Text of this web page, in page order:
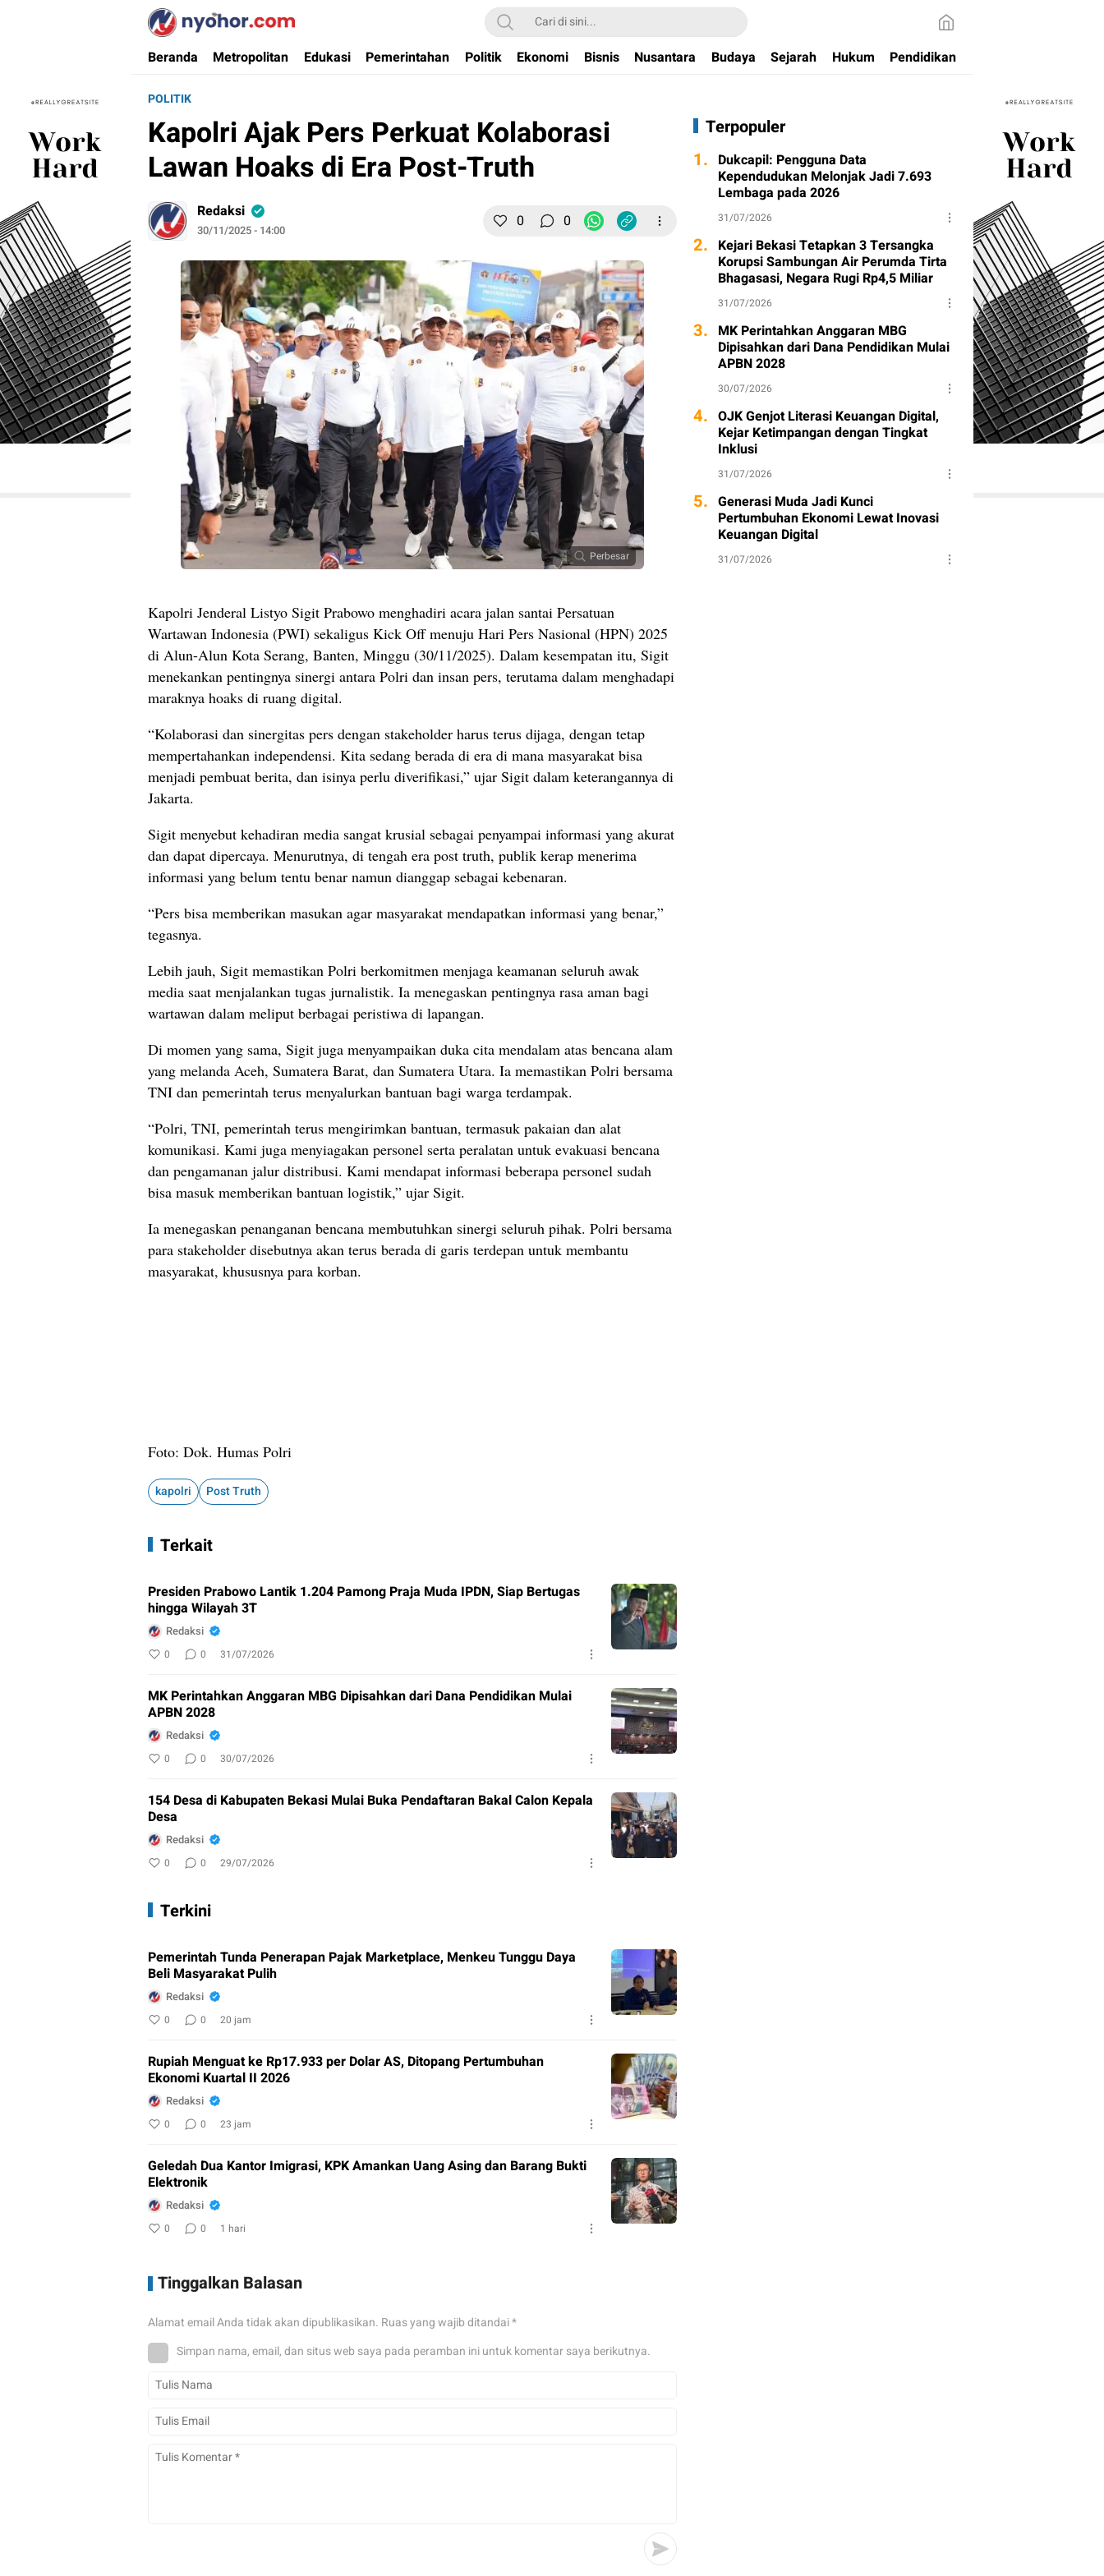
Nyohor.com
Media Informasi Ternyohor
Beranda Metropolitan Edukasi Pemerintahan Politik Ekonomi Bisnis Nusantara Budaya Sejarah Hukum Pendidikan
POLITIK
Kapolri Ajak Pers Perkuat Kolaborasi
Lawan Hoaks di Era Post-Truth
Redaksi
30/11/2025 - 14:00 0 0
Perbesar
Kapolri Jenderal Listyo Sigit Prabowo menghadiri acara jalan santai Persatuan
Wartawan Indonesia (PWI) sekaligus Kick Off menuju Hari Pers Nasional (HPN) 2025
di Alun-Alun Kota Serang, Banten, Minggu (30/11/2025). Dalam kesempatan itu, Sigit
menekankan pentingnya sinergi antara Polri dan insan pers, terutama dalam menghadapi
maraknya hoaks di ruang digital.
“Kolaborasi dan sinergitas pers dengan stakeholder harus terus dijaga, dengan tetap
mempertahankan independensi. Kita sedang berada di era di mana masyarakat bisa
menjadi pembuat berita, dan isinya perlu diverifikasi,” ujar Sigit dalam keterangannya di
Jakarta.
Sigit menyebut kehadiran media sangat krusial sebagai penyampai informasi yang akurat
dan dapat dipercaya. Menurutnya, di tengah era post truth, publik kerap menerima
informasi yang belum tentu benar namun dianggap sebagai kebenaran.
“Pers bisa memberikan masukan agar masyarakat mendapatkan informasi yang benar,”
tegasnya.
Lebih jauh, Sigit memastikan Polri berkomitmen menjaga keamanan seluruh awak
media saat menjalankan tugas jurnalistik. Ia menegaskan pentingnya rasa aman bagi
wartawan dalam meliput berbagai peristiwa di lapangan.
Di momen yang sama, Sigit juga menyampaikan duka cita mendalam atas bencana alam
yang melanda Aceh, Sumatera Barat, dan Sumatera Utara. Ia memastikan Polri bersama
TNI dan pemerintah terus menyalurkan bantuan bagi warga terdampak.
“Polri, TNI, pemerintah terus mengirimkan bantuan, termasuk pakaian dan alat
komunikasi. Kami juga menyiagakan personel serta peralatan untuk evakuasi bencana
dan pengamanan jalur distribusi. Kami mendapat informasi beberapa personel sudah
bisa masuk memberikan bantuan logistik,” ujar Sigit.
Ia menegaskan penanganan bencana membutuhkan sinergi seluruh pihak. Polri bersama
para stakeholder disebutnya akan terus berada di garis terdepan untuk membantu
masyarakat, khususnya para korban.
Foto: Dok. Humas Polri
kapolri Post Truth
Terkait
Presiden Prabowo Lantik 1.204 Pamong Praja Muda IPDN, Siap Bertugas
hingga Wilayah 3T
Redaksi
0 0 31/07/2026
MK Perintahkan Anggaran MBG Dipisahkan dari Dana Pendidikan Mulai
APBN 2028
Redaksi
0 0 30/07/2026
154 Desa di Kabupaten Bekasi Mulai Buka Pendaftaran Bakal Calon Kepala
Desa
Redaksi
0 0 29/07/2026
Terkini
Pemerintah Tunda Penerapan Pajak Marketplace, Menkeu Tunggu Daya
Beli Masyarakat Pulih
Redaksi
0 0 20 jam
Rupiah Menguat ke Rp17.933 per Dolar AS, Ditopang Pertumbuhan
Ekonomi Kuartal II 2026
Redaksi
0 0 23 jam
Geledah Dua Kantor Imigrasi, KPK Amankan Uang Asing dan Barang Bukti
Elektronik
Redaksi
0 0 1 hari
Tinggalkan Balasan
Alamat email Anda tidak akan dipublikasikan. Ruas yang wajib ditandai*
Simpan nama, email, dan situs web saya pada peramban ini untuk komentar saya berikutnya.
Terpopuler
1. Dukcapil: Pengguna Data
Kependudukan Melonjak Jadi 7.693
Lembaga pada 2026
31/07/2026
2. Kejari Bekasi Tetapkan 3 Tersangka
Korupsi Sambungan Air Perumda Tirta
Bhagasasi, Negara Rugi Rp4,5 Miliar
31/07/2026
3. MK Perintahkan Anggaran MBG
Dipisahkan dari Dana Pendidikan Mulai
APBN 2028
30/07/2026
4. OJK Genjot Literasi Keuangan Digital,
Kejar Ketimpangan dengan Tingkat
Inklusi
31/07/2026
5. Generasi Muda Jadi Kunci
Pertumbuhan Ekonomi Lewat Inovasi
Keuangan Digital
31/07/2026